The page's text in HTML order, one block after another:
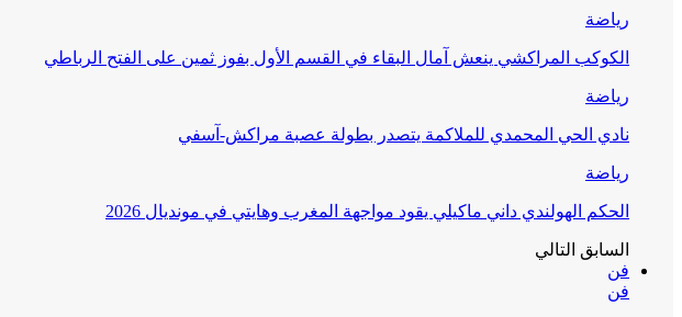
رياضة
الكوكب المراكشي ينعش آمال البقاء في القسم الأول بفوز ثمين على الفتح الرباطي
رياضة
نادي الحي المحمدي للملاكمة يتصدر بطولة عصبة مراكش-آسفي
رياضة
الحكم الهولندي داني ماكيلي يقود مواجهة المغرب وهايتي في مونديال 2026
السابق التالي
فن
فن